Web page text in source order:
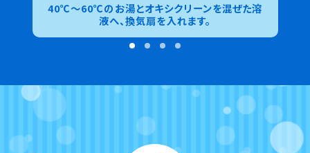
40℃〜60℃のお湯とオキシクリーンを混ぜた溶
液へ、換気扇を入れます。